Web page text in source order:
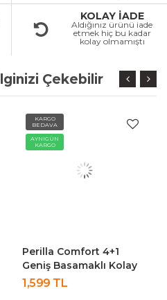
KOLAY İADE
Aldığınız ürünü iade
etmek hiç bu kadar
kolay olmamıştı
Çekebilir
KARGO
BEDAVA
AYNIGÜN
KARGO
Perilla Comfort 4+1
Geniş Basamaklı Kolay
Taşıma Aparatlı
Merdiven
1,599 TL